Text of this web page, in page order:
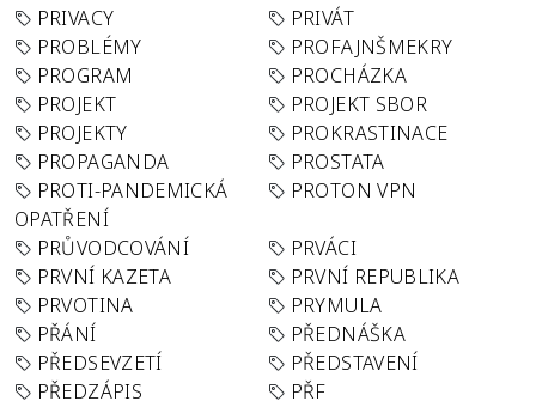
PRIVACY
PRIVÁT
PROBLÉMY
PROFAJNŠMEKRY
PROGRAM
PROCHÁZKA
PROJEKT
PROJEKT SBOR
PROJEKTY
PROKRASTINACE
PROPAGANDA
PROSTATA
PROTI-PANDEMICKÁ
OPATŘENÍ
PROTON VPN
PRŮVODCOVÁNÍ
PRVÁCI
PRVNÍ KAZETA
PRVNÍ REPUBLIKA
PRVOTINA
PRYMULA
PŘÁNÍ
PŘEDNÁŠKA
PŘEDSEVZETÍ
PŘEDSTAVENÍ
PŘEDZÁPIS
PŘF